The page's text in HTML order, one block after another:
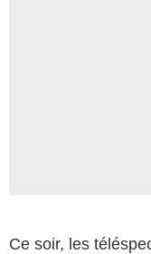
Ce soir, les